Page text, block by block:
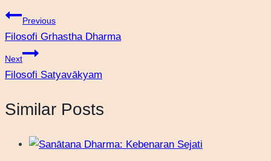
Previous
Filosofi Grhastha Dharma
Next
Filosofi Satyavākyam
Similar Posts